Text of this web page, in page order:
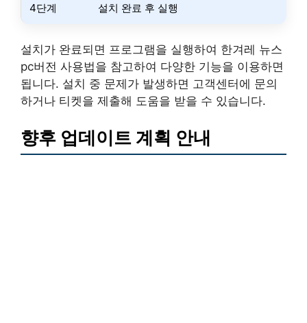
4단계 설치 완료 후 실행
설치가 완료되면 프로그램을 실행하여 한겨레 뉴스
pc버전 사용법을 참고하여 다양한 기능을 이용하면
됩니다. 설치 중 문제가 발생하면 고객센터에 문의
하거나 티켓을 제출해 도움을 받을 수 있습니다.
향후 업데이트 계획 안내